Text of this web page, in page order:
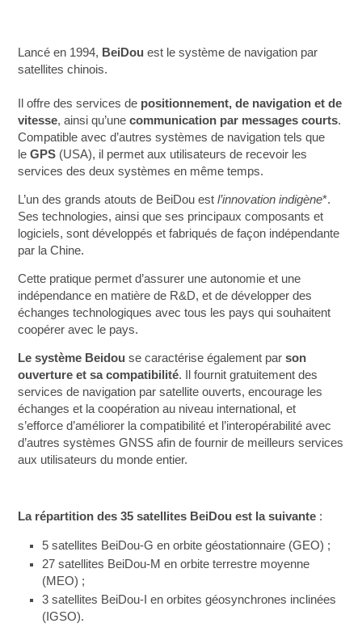
Lancé en 1994, BeiDou est le système de navigation par
satellites chinois.
Il offre des services de positionnement, de navigation et de
vitesse, ainsi qu’unecommunication par messages courts.
Compatible avec d’autres systèmes de navigation tels que
leGPS (USA), il permet aux utilisateurs de recevoir les
services des deux systèmes en même temps.
L’un des grands atouts de BeiDou estl’innovation indigène*.
Ses technologies, ainsi que ses principaux composants et
logiciels, sont développés et fabriqués de façon indépendante
par la Chine.
Cette pratique permet d’assurer une autonomie et une
indépendance en matière de R&D, et de développer des
échanges technologiques avec tous les pays qui souhaitent
coopérer avec le pays.
Le système Beidou se caractérise également parson
ouverture et sa compatibilité. Il fournit gratuitement des
services de navigation par satellite ouverts, encourage les
échanges et la coopération au niveau international, et
s’efforce d’améliorer la compatibilité et l’interopérabilité avec
d’autres systèmes GNSS afin de fournir de meilleurs services
aux utilisateurs du monde entier.
La répartition des 35 satellites BeiDou est la suivante :
5 satellites BeiDou-G en orbite géostationnaire (GEO) ;
27 satellites BeiDou-M en orbite terrestre moyenne
(MEO) ;
3 satellites BeiDou-I en orbites géosynchrones inclinées
(IGSO).